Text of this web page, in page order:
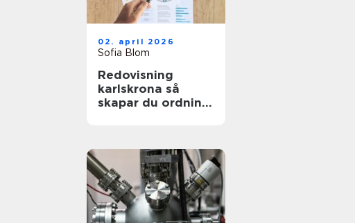
02. april 2026
Sofia Blom
Redovisning
karlskrona så
skapar du ordning